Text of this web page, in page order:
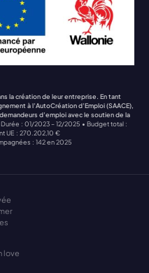
la création de leur entreprise. En tant
à l’AutoCréation d’Emploi (SAACE),
d’emploi avec le soutien de la
Durée : 01/2023 – 12/2025 • Budget total :
UE : 270.202,10 €
: 142 en 2025
love